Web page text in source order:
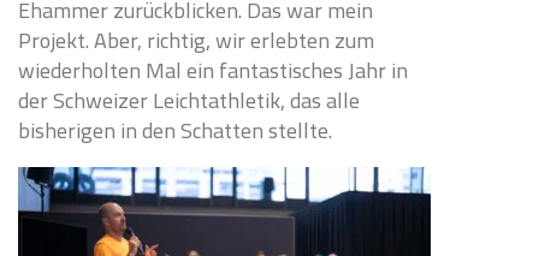
Ehammer zurückblicken. Das war mein
Projekt. Aber, richtig, wir erlebten zum
wiederholten Mal ein fantastisches Jahr in
der Schweizer Leichtathletik, das alle
bisherigen in den Schatten stellte.